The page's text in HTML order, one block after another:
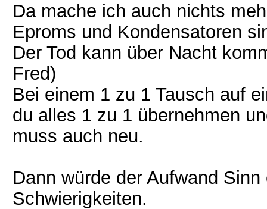
Da mache ich auch nichts
Eproms und Kondensatoren
Der Tod kann über Nacht
Fred)
Bei einem 1 zu 1 Tausch auf
du alles 1 zu 1 übernehmen
muss auch neu.
Dann würde der Aufwand
Schwierigkeiten.